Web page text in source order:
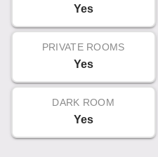
Yes
PRIVATE ROOMS
Yes
DARK ROOM
Yes